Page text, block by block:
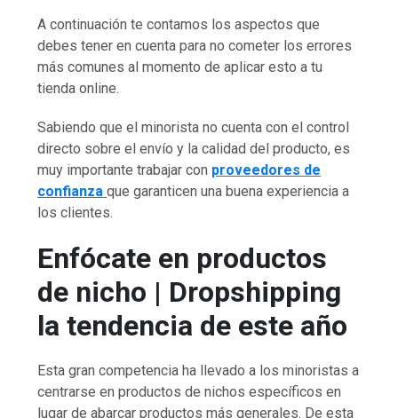
A continuación te contamos los aspectos que
debes tener en cuenta para no cometer los errores
más comunes al momento de aplicar esto a tu
tienda online.
Sabiendo que el minorista no cuenta con el control
directo sobre el envío y la calidad del producto, es
muy importante trabajar con proveedores de
confianza que garanticen una buena experiencia a
los clientes.
Enfócate en productos
de nicho | Dropshipping
la tendencia de este año
Esta gran competencia ha llevado a los minoristas a
centrarse en productos de nichos específicos en
lugar de abarcar productos más generales. De esta